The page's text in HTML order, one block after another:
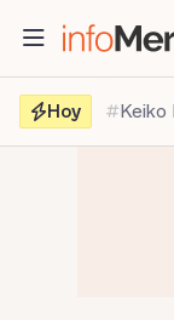
contenido
Hoy
Keiko